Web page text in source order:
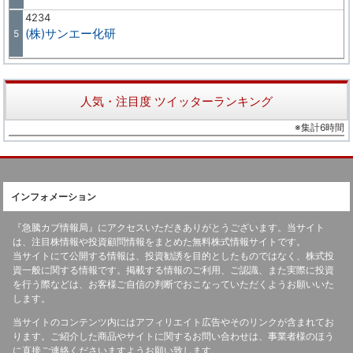
5
4234
(株)サンエー化研
人気・注目度 ツイッターランキング
※集計6時間
インフォメーション
『急騰カブ情報局』にアクセスいただきありがとうございます。当サイト
は、注目株情報や投資顧問情報をまとめた無料株式情報サイトです。
当サイトにて公開する情報は、投資勧誘を目的としたものではなく、株式投
資一般に関する情報です。掲載する情報のご利用、ご認識、また実際に投資
を行う際などは、お客様ご自信の判断でおこなっていただくようお願いいた
します。
当サイトのコンテンツ内にはアフィリエイト広告やそのリンクが含まれてお
ります。ご紹介した商品やサイトに関するお問い合わせは、事業者様のほう
に直接ご連絡くださいますようお願い致します。